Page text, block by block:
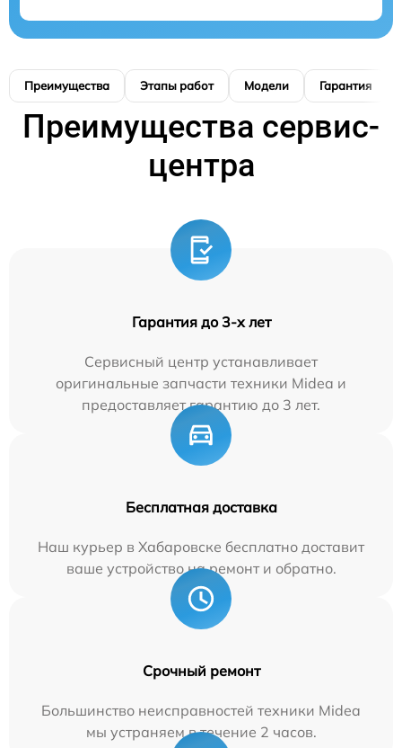
Преимущества Этапы работ Модели Гарантия
Преимущества сервис-
центра
Гарантия до 3-х лет
Сервисный центр устанавливает
оригинальные запчасти техники Midea и
предоставляет гарантию до 3 лет.
Бесплатная доставка
Наш курьер в Хабаровске бесплатно доставит
ваше устройство на ремонт и обратно.
Срочный ремонт
Большинство неисправностей техники Midea
мы устраняем в течение 2 часов.